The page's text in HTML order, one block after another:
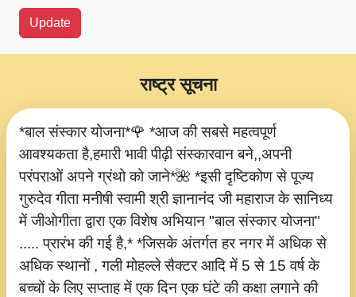
Update
*बाल संस्कार योजना*🌹 *आज की सबसे महत्वपूर्ण
आवश्यकता है,हमारी भावी पीढ़ी संस्कारवान बने,,अपनी
परंपराओं अपने ग्रंथो को जाने*🌺 *इसी दृष्टिकोण से पूज्य
गुरुदेव गीता मनीषी स्वामी श्री ज्ञानानंद जी महाराज के सानिध्य
में जीओगीता द्वारा एक विशेष अभियान "बाल संस्कार योजना"
..... प्रारंभ की गई है,* *जिसके अंतर्गत हर नगर में अधिक से
अधिक स्थानों , गली मोहल्ले सैक्टर आदि में 5 से 15 वर्ष के
बच्चों के लिए सप्ताह में एक दिन एक घंटे की कक्षा लगाने की
राष्ट्र सूचना